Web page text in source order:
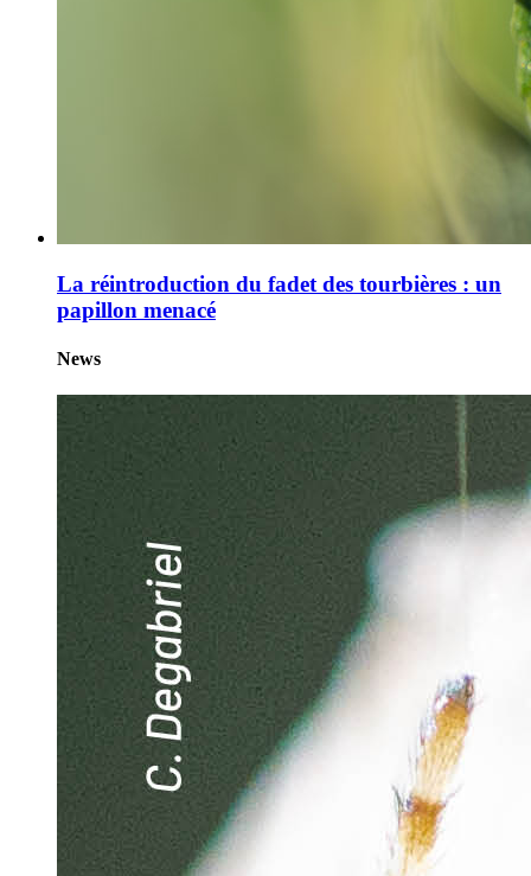
La réintroduction du fadet des tourbières : un
papillon menacé
News